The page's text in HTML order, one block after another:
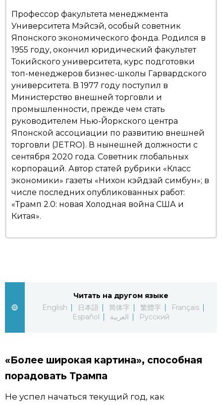
Токио
От редакции
Профессор факультета менеджмента
Университета Мэйсэй, особый советник
Японского экономического фонда. Родился в
1955 году, окончил юридический факультет
Токийского университета, курс подготовки
топ-менеджеров бизнес-школы Гарвардского
университета. В 1977 году поступил в
Министерство внешней торговли и
промышленности, прежде чем стать
руководителем Нью-Йоркского центра
Японской ассоциации по развитию внешней
торговли (JETRO). В нынешней должности с
сентября 2020 года. Советник глобальных
корпораций. Автор статей рубрики «Класс
экономики» газеты «Нихон кэйдзай симбун»; в
числе последних опубликованных работ:
«Трамп 2.0: новая Холодная война США и
Китая».
Читать на другом языке
English
日本語 简体字 繁體字
Français
Español
العربية Русский
«Более широкая картина», способная
порадовать Трампа
Не успел начаться текущий год, как